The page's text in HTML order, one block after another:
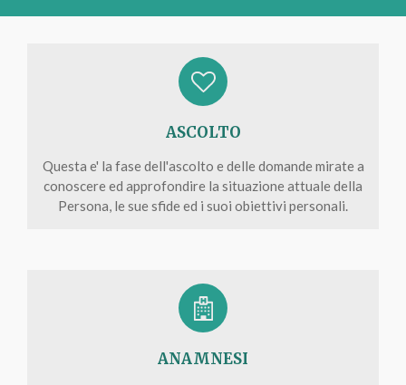
ASCOLTO
Questa e' la fase dell'ascolto e delle domande mirate a
conoscere ed approfondire la situazione attuale della
Persona, le sue sfide ed i suoi obiettivi personali.
ANAMNESI